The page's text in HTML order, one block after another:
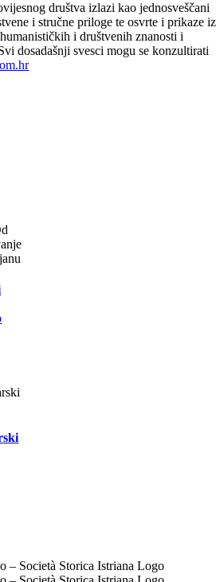
društva izlazi kao jednosveščani
i stručne priloge te osvrte i prikaze iz
i društvenih znanosti i
dosadašnji svesci mogu se konzultirati